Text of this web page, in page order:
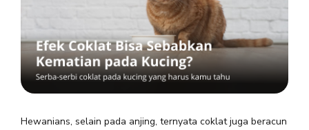
Hewanians, selain pada anjing, ternyata coklat juga beracun